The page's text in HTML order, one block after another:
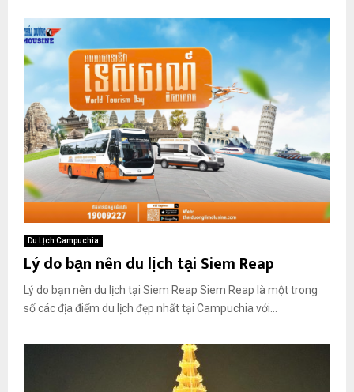
Du Lịch Campuchia
Lý do bạn nên du lịch tại Siem Reap
Lý do bạn nên du lịch tại Siem Reap Siem Reap là một trong
số các địa điểm du lịch đẹp nhất tại Campuchia với...